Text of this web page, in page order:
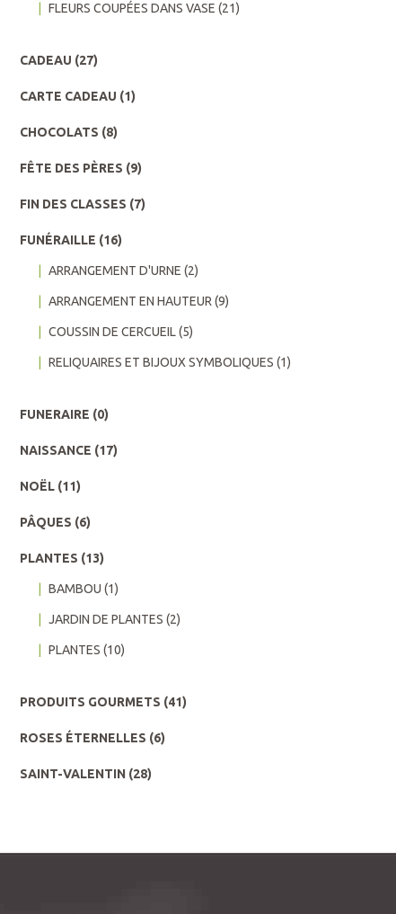
FLEURS COUPÉES DANS VASE (21)
CADEAU (27)
CARTE CADEAU (1)
CHOCOLATS (8)
FÊTE DES PÈRES (9)
FIN DES CLASSES (7)
FUNÉRAILLE (16)
ARRANGEMENT D'URNE (2)
ARRANGEMENT EN HAUTEUR (9)
COUSSIN DE CERCUEIL(5)
RELIQUAIRES ET BIJOUX SYMBOLIQUES (1)
FUNERAIRE (0)
NAISSANCE (17)
NOËL (11)
PÂQUES (6)
PLANTES (13)
BAMBOU (1)
JARDIN DE PLANTES (2)
PLANTES (10)
PRODUITS GOURMETS (41)
ROSES ÉTERNELLES (6)
SAINT-VALENTIN (28)